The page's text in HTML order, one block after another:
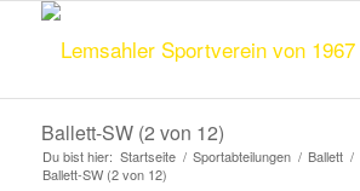
Ballett-SW (2 von 12)
Du bist hier: Startseite / Sportabteilungen / Ballett /
Ballett-SW (2 von 12)